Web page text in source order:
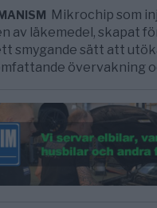
Mikrochip som
av läkemedel, skapat
smygande sätt att
övervakning